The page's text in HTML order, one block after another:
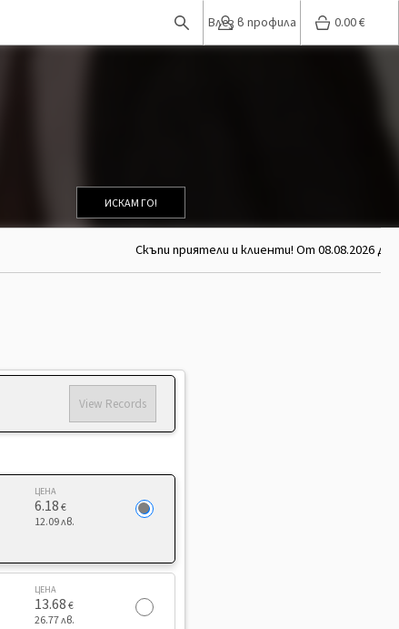
Влез в профила 0.00€
ИСКАМ ГО!
Скъпи приятели и клиенти! От 08.08.2026 до
View Records
ЦЕНА
6.18€
12.09 лв.
ЦЕНА
13.68€
26.77 лв.